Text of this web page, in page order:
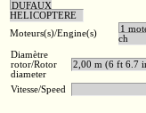
DUFAUX
HELICOPTERE
Moteurs(s)/Engine(s)
1
Diamètre
rotor/Rotor
diameter
2,00 m (6 ft 6.7
Vitesse/Speed